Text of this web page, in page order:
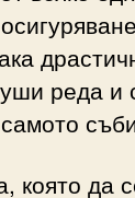
реда и
която да